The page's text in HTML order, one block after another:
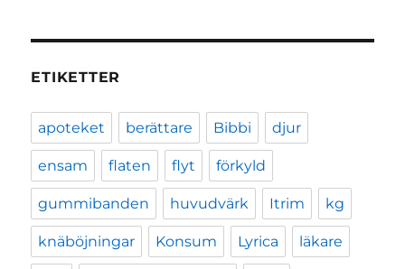
ETIKETTER
apoteket berättare Bibbi djur
ensam flaten flyt förkyld
gummibanden huvudvärk Itrim kg
knäböjningar Konsum Lyrica läkare